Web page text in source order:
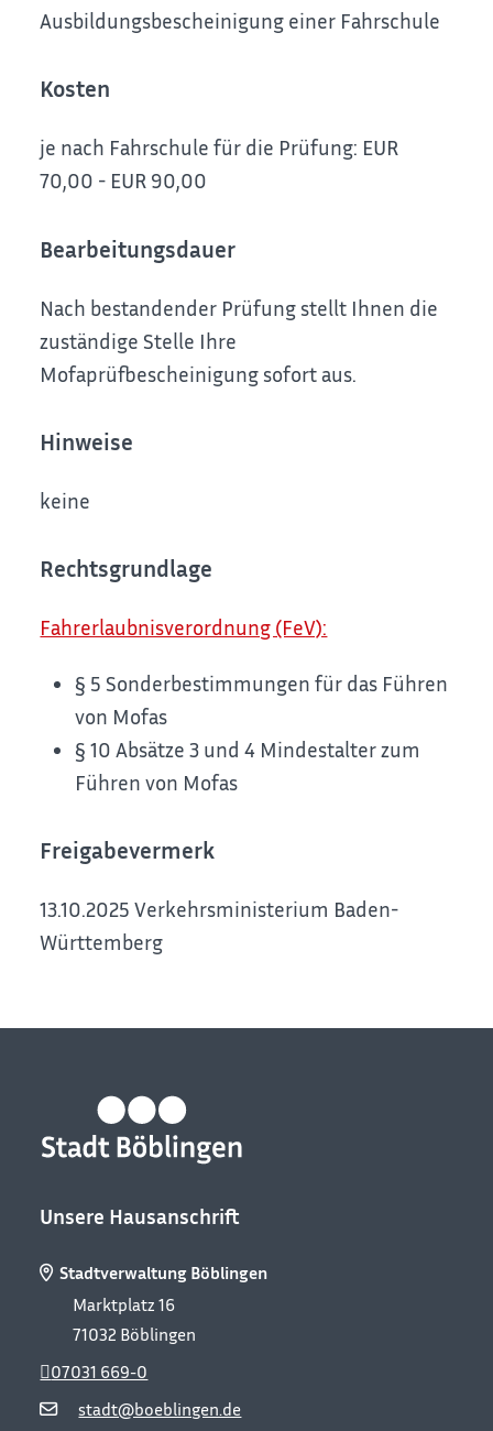
Ausbildungsbescheinigung einer Fahrschule
Kosten
je nach Fahrschule für die Prüfung: EUR
70,00 - EUR 90,00
Bearbeitungsdauer
Nach bestandender Prüfung stellt Ihnen die
zuständige Stelle Ihre
Mofaprüfbescheinigung sofort aus.
Hinweise
keine
Rechtsgrundlage
Fahrerlaubnisverordnung (FeV):
§ 5 Sonderbestimmungen für das Führen
von Mofas
§ 10 Absätze 3 und 4 Mindestalter zum
Führen von Mofas
Freigabevermerk
13.10.2025 Verkehrsministerium Baden-
Württemberg
Unsere Hausanschrift
Stadtverwaltung Böblingen
Marktplatz 16
71032 Böblingen
stadt@boeblingen.de
07031 669-0